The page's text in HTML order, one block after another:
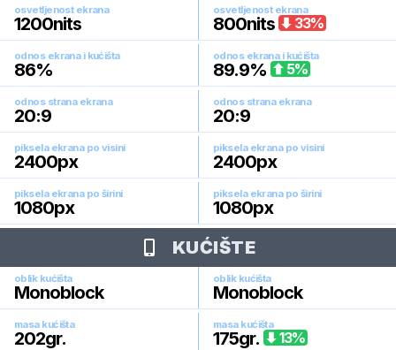
osvetljenost ekrana
1200nits
osvetljenost ekrana
800nits 33%
odnos ekrana i kućišta
86%
odnos ekrana i kućišta
89.9% 5%
odnos strana ekrana
20:9
odnos strana ekrana
20:9
piksela ekrana po visini
2400px
piksela ekrana po visini
2400px
piksela ekrana po širini
1080px
piksela ekrana po širini
1080px
KUĆIŠTE
oblik kućišta
Monoblock
oblik kućišta
Monoblock
masa kućišta
202gr.
masa kućišta
175gr. 13%